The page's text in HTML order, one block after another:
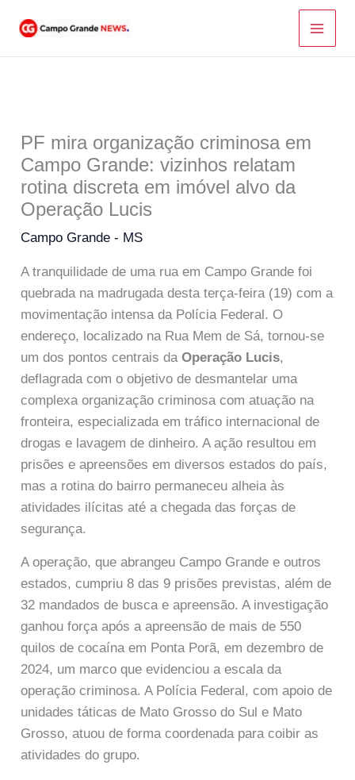
para
PF mira organização criminosa em
Campo Grande: vizinhos relatam
rotina discreta em imóvel alvo da
Operação Lucis
Campo Grande - MS
A tranquilidade de uma rua em Campo Grande foi
quebrada na madrugada desta terça-feira (19) com a
movimentação intensa da Polícia Federal. O
endereço, localizado na Rua Mem de Sá, tornou-se
um dos pontos centrais daOperação Lucis,
deflagrada com o objetivo de desmantelar uma
complexa organização criminosa com atuação na
fronteira, especializada em tráfico internacional de
drogas e lavagem de dinheiro. A ação resultou em
prisões e apreensões em diversos estados do país,
mas a rotina do bairro permaneceu alheia às
atividades ilícitas até a chegada das forças de
segurança.
A operação, que abrangeu Campo Grande e outros
estados, cumpriu 8 das 9 prisões previstas, além de
32 mandados de busca e apreensão. A investigação
ganhou força após a apreensão de mais de 550
quilos de cocaína em Ponta Porã, em dezembro de
2024, um marco que evidenciou a escala da
operação criminosa. A Polícia Federal, com apoio de
unidades táticas de Mato Grosso do Sul e Mato
Grosso, atuou de forma coordenada para coibir as
atividades do grupo.